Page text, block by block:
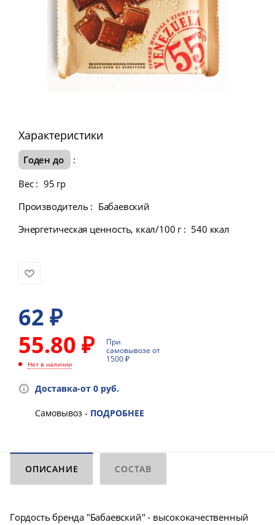
Характеристики
Годен до
:
Вес : 95 гр
Производитель : Бабаевский
Энергетическая ценность, ккал/100 г : 540 ккал
62 ₽
55.80 ₽
При
самовывозе от
1500 ₽
Нет в наличии
Доставка-от 0 руб.
Самовывоз - ПОДРОБНЕЕ
ОПИСАНИЕ СОСТАВ
Гордость бренда "Бабаевский" - высококачественный